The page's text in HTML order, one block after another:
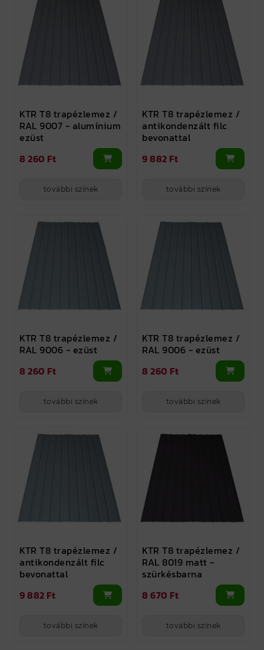
KTR T8 trapézlemez /
RAL 9007 - alumínium
ezüst
8 260 Ft
további színek
KTR T8 trapézlemez /
antikondenzált filc
bevonattal
9 882 Ft
további színek
KTR T8 trapézlemez /
RAL 9006 - ezüst
8 260 Ft
további színek
KTR T8 trapézlemez /
RAL 9006 - ezüst
8 260 Ft
további színek
KTR T8 trapézlemez /
antikondenzált filc
bevonattal
9 882 Ft
további színek
KTR T8 trapézlemez /
RAL 8019 matt -
szürkésbarna
8 670 Ft
további színek